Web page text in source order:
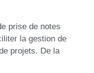
prise de notes
la gestion de
projets. De la